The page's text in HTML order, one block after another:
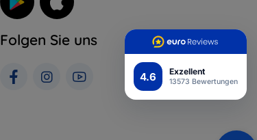
4.6 Exzellent
13573 Bewertungen
Folgen Sie uns